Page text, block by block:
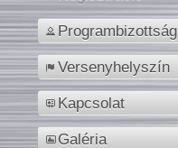
Programbizottság
Versenyhelyszín
Kapcsolat
Galéria